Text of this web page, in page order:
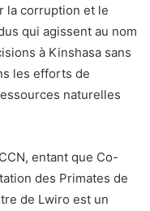
la corruption et le
qui agissent au nom
à Kinshasa sans
les efforts de
naturelles
entant que Co-
des Primates de
de Lwiro est un